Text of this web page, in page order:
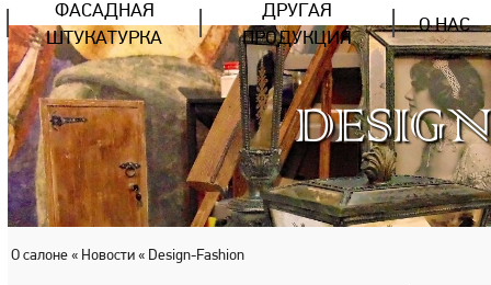
ФАСАДНАЯ
ШТУКАТУРКА
ДРУГАЯ
ПРОДУКЦИЯ
О НАС
О салоне « Новости « Design-Fashion